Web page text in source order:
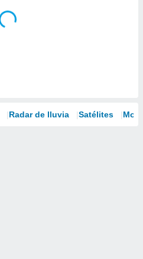
Radar de lluvia Satélites